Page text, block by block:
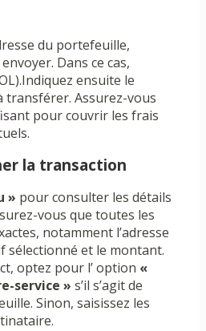
du portefeuille,
Dans ce cas,
ensuite le
transférer. Assurez-vous
pour couvrir les frais
la transaction
» pour consulter les détails
vous que toutes les
notamment l’adresse
sélectionné et le montant.
optez pour l’ option «
service » s’il s’agit de
Sinon, saisissez les